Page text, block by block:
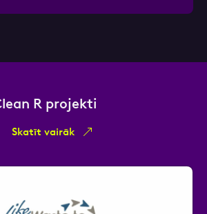
R projekti
Skatīt vairāk